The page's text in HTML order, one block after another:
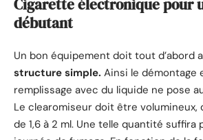
Cigarette électronique pour
débutant
Un bon équipement doit tout d’abord
structure simple. Ainsi le démontage
remplissage avec du liquide ne pose
Le clearomiseur doit être volumineux,
de 1,6 à 2 ml. Une telle quantité suffira